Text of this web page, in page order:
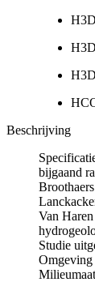
H3D
Beschrijving
bijgaand
Van
Studie
Omgeving